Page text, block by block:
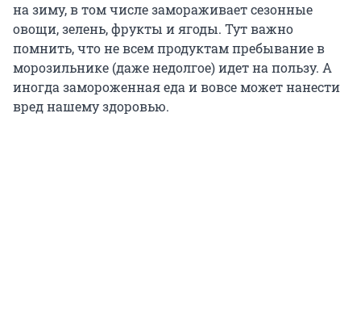
на зиму, в том числе замораживает сезонные
овощи, зелень, фрукты и ягоды. Тут важно
помнить, что не всем продуктам пребывание в
морозильнике (даже недолгое) идет на пользу. А
иногда замороженная еда и вовсе может нанести
вред нашему здоровью.